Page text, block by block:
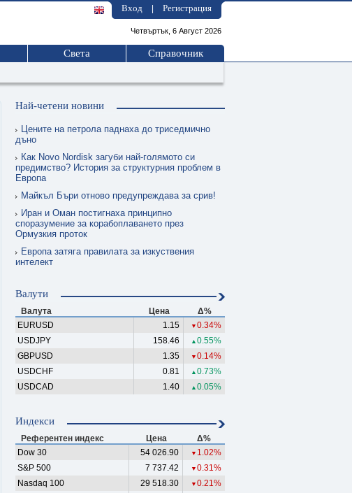
Вход Регистрация
Четвъртък, 6 Август 2026
Света Справочник
Най-четени новини
Цените на петрола паднаха до триседмично
дъно
Как Novo Nordisk загуби най-голямото си
предимство? История за структурния проблем в
Европа
Майкъл Бъри отново предупреждава за срив!
Иран и Оман постигнаха принципно
споразумение за корабоплаването през
Ормузкия проток
Европа затяга правилата за изкуствения
интелект
Валути
Валута Цена
Δ%
EURUSD
1.15 ▼ 0.34%
USDJPY
158.46 ▲ 0.55%
GBPUSD
1.35 ▼ 0.14%
USDCHF
0.81 ▲ 0.73%
USDCAD
1.40 ▲ 0.05%
Индекси
Референтен индекс Цена
Δ%
Dow 30
54 026.90 ▼ 1.02%
S&P 500
7 737.42 ▼ 0.31%
Nasdaq 100
29 518.30 ▼ 0.21%